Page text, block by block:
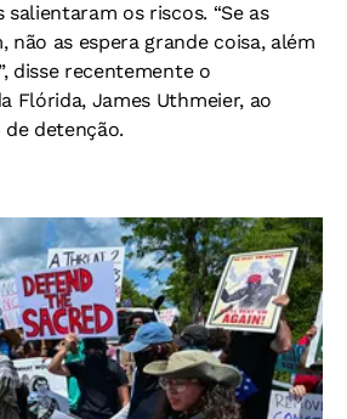
salientaram os riscos. “Se as
não as espera grande coisa, além
disse recentemente o
Flórida, James Uthmeier, ao
detenção.